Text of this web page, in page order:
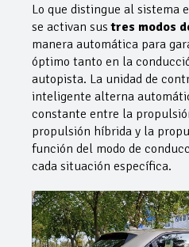
Lo que distingue al sistema
se activan sustres modos
manera automática para
óptimo tanto en la
autopista. La unidad de
inteligente alterna
constante entre la
propulsión híbrida y la
función del modo de
cada situación específica.